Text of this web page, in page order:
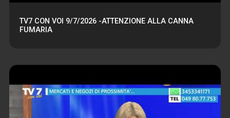
TV7 CON VOI 9/7/2026 -ATTENZIONE ALLA CANNA
FUMARIA